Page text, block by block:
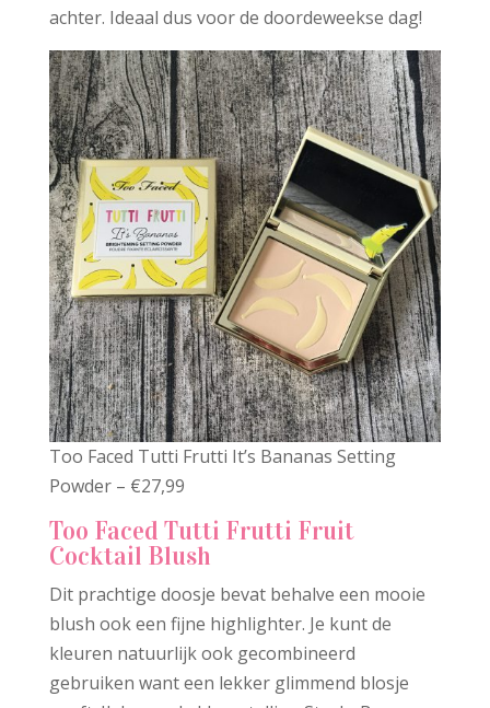
achter. Ideaal dus voor de doordeweekse dag!
Too Faced Tutti Frutti It’s Bananas Setting
Powder – €27,99
Too Faced Tutti Frutti Fruit
Cocktail Blush
Dit prachtige doosje bevat behalve een mooie
blush ook een fijne highlighter. Je kunt de
kleuren natuurlijk ook gecombineerd
gebruiken want een lekker glimmend blosje